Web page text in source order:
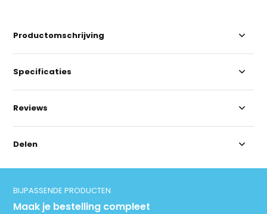
Productomschrijving
Specificaties
Reviews
Delen
BIJPASSENDE PRODUCTEN
Maak je bestelling compleet